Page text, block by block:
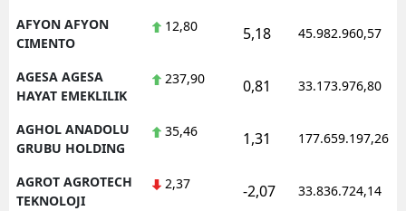
AFYON AFYON
CIMENTO
12,80 5,18 45.982.960,57
AGESA AGESA
HAYAT EMEKLILIK
237,90 0,81 33.173.976,80
AGHOL ANADOLU
GRUBU HOLDING
35,46 1,31 177.659.197,26
AGROT AGROTECH
TEKNOLOJI
2,37 -2,07 33.836.724,14